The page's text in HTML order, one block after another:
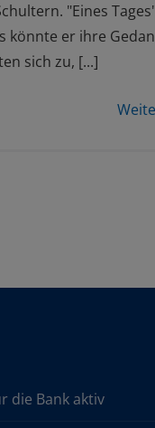
"Eines
könnte er ihre
sich zu, [...]
die Bank aktiv